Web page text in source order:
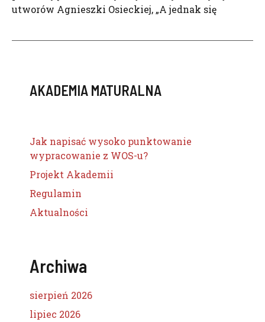
utworów Agnieszki Osieckiej, „A jednak się
AKADEMIA MATURALNA
Jak napisać wysoko punktowanie
wypracowanie z WOS-u?
Projekt Akademii
Regulamin
Aktualności
Archiwa
sierpień 2026
lipiec 2026